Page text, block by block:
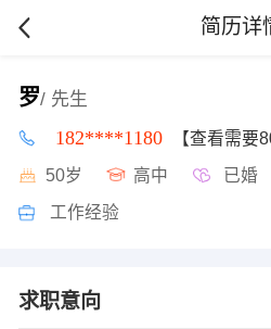
简历详
罗/ 先生
182****1180 【查看需要
50岁 高中 已婚
工作经验
求职意向